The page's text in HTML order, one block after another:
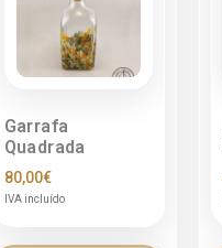
Garrafa
Quadrada
80,00€
IVA incluído